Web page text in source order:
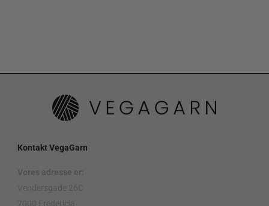
Kontakt VegaGarn
Vores adresse er:
Vendersgade 26C
7000 Fredericia